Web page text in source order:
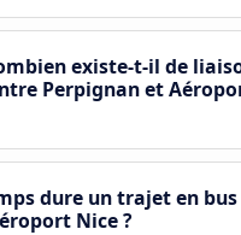
existe-t-il de
Perpignan et
dure un trajet en bus
Nice ?